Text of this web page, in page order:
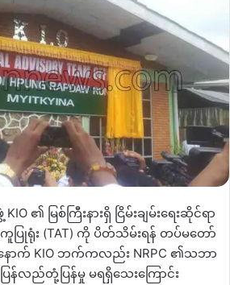
၏ မြစ်ကြီးနားရှိ ငြိမ်းချမ်းရေးဆိုင်ရာ
ြုရုံး (TAT) ကို ပိတ်သိမ်းရန် တပ်မတော်
ောက် KIO ဘက်ကလည်း NRPC ၏သဘာ
ပြန်လည်တုံ့ပြန်မှု မရရှိသေးကြောင်း